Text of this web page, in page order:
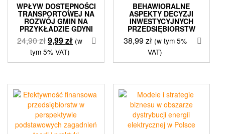
WPŁYW DOSTĘPNOŚCI
TRANSPORTOWEJ NA
ROZWÓJ GMIN NA
PRZYKŁADZIE GDYNI
24,90złPierwotna
cena
wynosiła:
9,99złAktualna
wynosi:
(w
tym 5% VAT)
BEHAWIORALNE
ASPEKTY DECYZJI
INWESTYCYJNYCH
PRZEDSIĘBIORSTW
38,99zł (w tym 5%
VAT)